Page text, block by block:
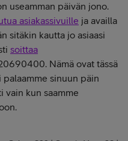
useamman päivän jono.
asiakassivuille ja availla
sitäkin kautta jo asiaasi
soittaa
Nämä ovat tässä
sinuun päin
vain kun saamme